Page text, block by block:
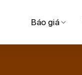
Báo giá